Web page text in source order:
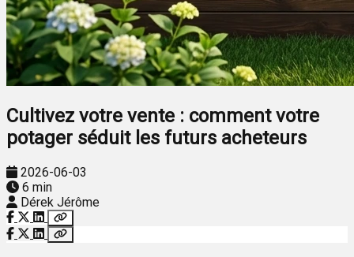
Cultivez votre vente : comment votre
potager séduit les futurs acheteurs
2026-06-03
6 min
Dérek Jérôme